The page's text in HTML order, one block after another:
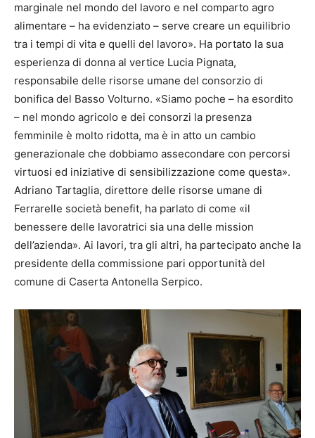
marginale nel mondo del lavoro e nel comparto agro
alimentare – ha evidenziato – serve creare un equilibrio
tra i tempi di vita e quelli del lavoro». Ha portato la sua
esperienza di donna al vertice Lucia Pignata,
responsabile delle risorse umane del consorzio di
bonifica del Basso Volturno. «Siamo poche – ha esordito
– nel mondo agricolo e dei consorzi la presenza
femminile è molto ridotta, ma è in atto un cambio
generazionale che dobbiamo assecondare con percorsi
virtuosi ed iniziative di sensibilizzazione come questa».
Adriano Tartaglia, direttore delle risorse umane di
Ferrarelle società benefit, ha parlato di come «il
benessere delle lavoratrici sia una delle mission
dell’azienda». Ai lavori, tra gli altri, ha partecipato anche la
presidente della commissione pari opportunità del
comune di Caserta Antonella Serpico.